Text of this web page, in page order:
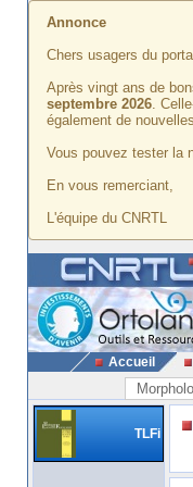
Annonce
Chers usagers du
Après vingt ans de
septembre 2026.
également de
Vous pouvez tester la
En vous remerciant,
L'équipe du CNRTL
Accueil
TLFi